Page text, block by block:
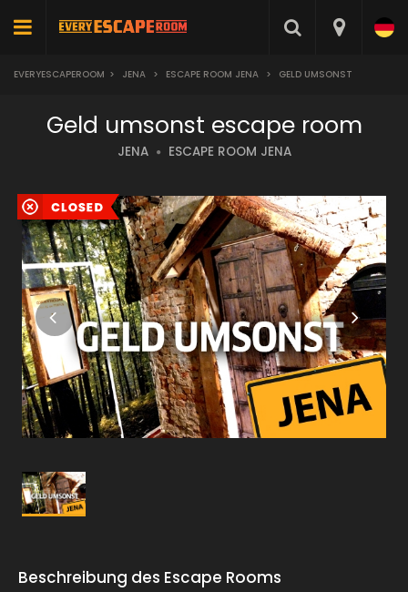
EVERYESCAPEROOM > JENA > ESCAPE ROOM JENA > GELD UMSONST
Geld umsonst escape room
JENA ESCAPE ROOM JENA
Beschreibung des Escape Rooms